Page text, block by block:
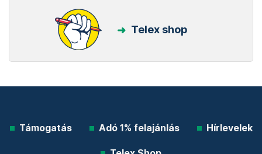
Telex shop
Támogatás Adó 1% felajánlás Hírlevelek